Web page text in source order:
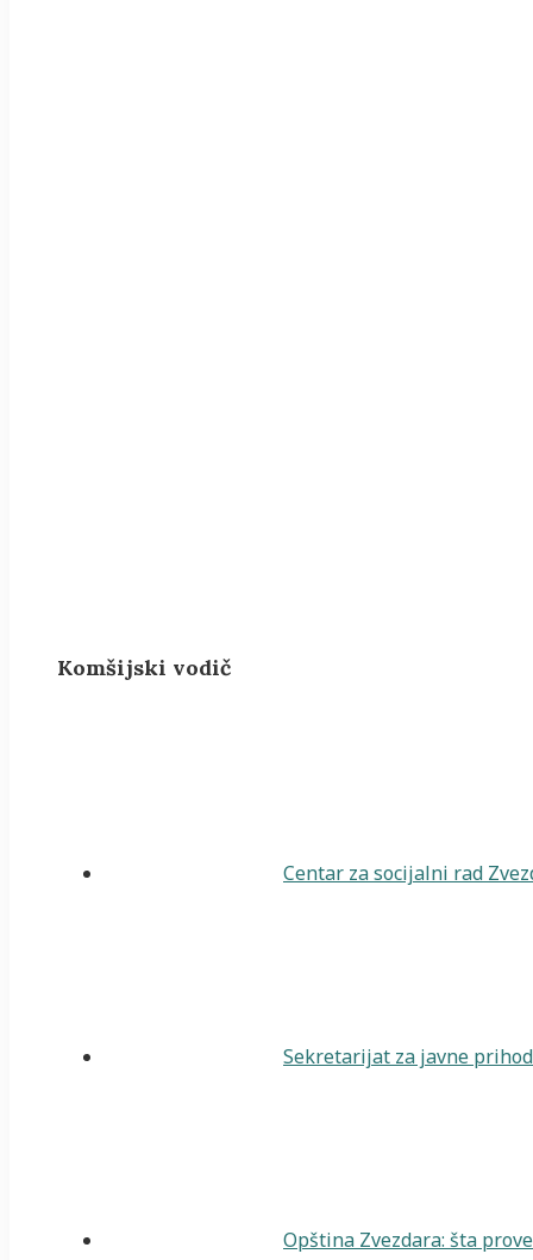
Komšijski vodič
Centar za socijalni rad
Sekretarijat za javne
Opština Zvezdara: šta